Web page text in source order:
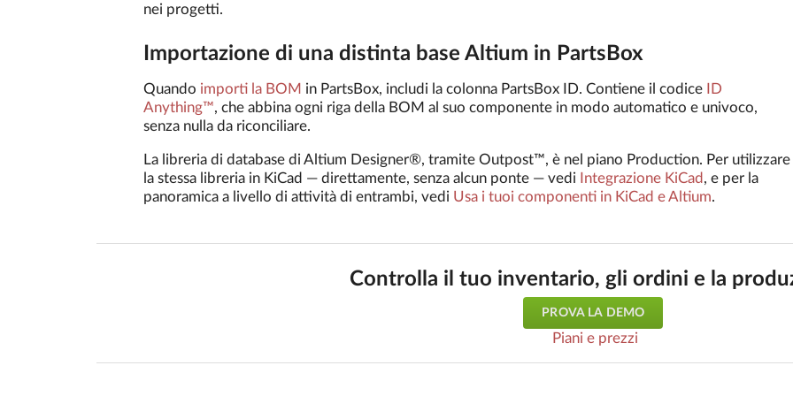
nei progetti.
Importazione di una distinta base Altium in PartsBox
Quando importi la BOM in PartsBox, includi la colonna PartsBox ID. Contiene il codice
ID
Anything™, che abbina ogni riga della BOM al suo componente in modo automatico e univoco,
senza nulla da riconciliare.
La libreria di database di Altium Designer®, tramite Outpost™, è nel piano Production. Per utilizzare
la stessa libreria in KiCad — direttamente, senza alcun ponte — vedi
Integrazione KiCad , e per la
panoramica a livello di attività di entrambi, vedi Usa i tuoi componenti in KiCad e Altium.
Controlla il tuo inventario, gli ordini e la
PROVA LA DEMO
Piani e prezzi